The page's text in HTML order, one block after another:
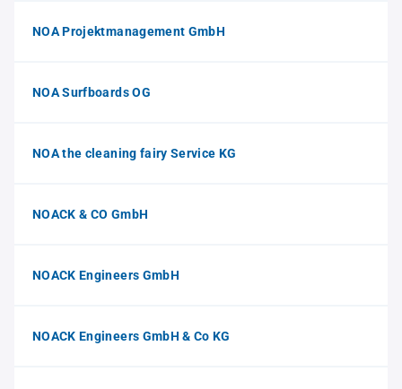
NOA Projektmanagement GmbH
NOA Surfboards OG
NOA the cleaning fairy Service KG
NOACK & CO GmbH
NOACK Engineers GmbH
NOACK Engineers GmbH & Co KG